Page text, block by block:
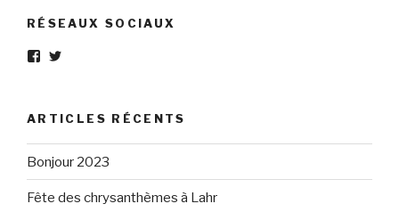
RÉSEAUX SOCIAUX
Voir
Eléphant-
Gris-
160596147294205
sur
Facebook
Voir
elephantgris
sur
Twitter
ARTICLES RÉCENTS
Bonjour 2023
Fête des chrysanthèmes à Lahr